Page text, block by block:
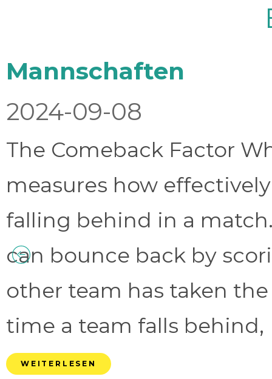
Mannschaften
2024-09-08
The Comeback Factor
measures how
falling behind in a
can bounce back by
other team has taken
time a team falls behind,
WEITERLESEN